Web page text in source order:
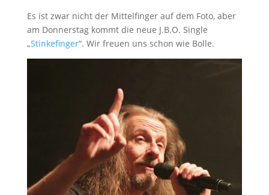
Es ist zwar nicht der Mittelfinger auf dem Foto, aber
am Donnerstag kommt die neue J.B.O. Single
„Stinkefinger“. Wir freuen uns schon wie Bolle.